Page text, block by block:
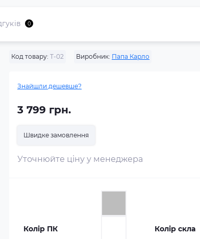
0
Код товару: T-02 Виробник: Папа Карло
Знайшли дешевше?
3 799 грн.
Швидке замовлення
Уточнюйте ціну у менеджера
Колір ПК Колір скла